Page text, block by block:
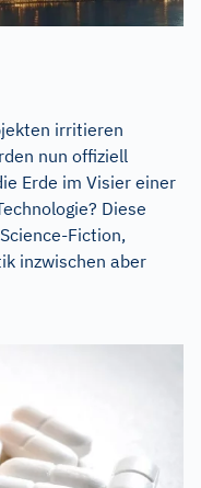
irritieren
nun offiziell
Erde im Visier einer
Diese
Fiction,
inzwischen aber